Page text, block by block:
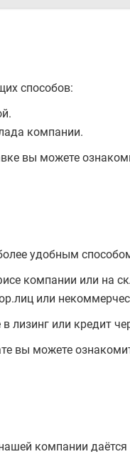
способов:
компании.
вы можете
удобным
компании или на
или
лизинг или кредит
вы можете
компании